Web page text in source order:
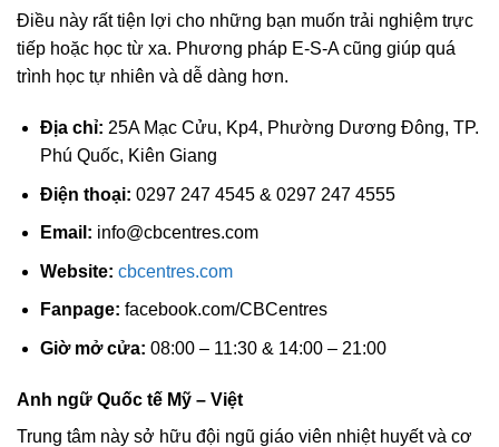
Điều này rất tiện lợi cho những bạn muốn trải nghiệm trực
tiếp hoặc học từ xa. Phương pháp E-S-A cũng giúp quá
trình học tự nhiên và dễ dàng hơn.
Địa chỉ: 25A Mạc Cửu, Kp4, Phường Dương Đông, TP.
Phú Quốc, Kiên Giang
Điện thoại: 0297 247 4545 & 0297 247 4555
Email: info@cbcentres.com
Website: cbcentres.com
Fanpage: facebook.com/CBCentres
Giờ mở cửa: 08:00 – 11:30 & 14:00 – 21:00
Anh ngữ Quốc tế Mỹ – Việt
Trung tâm này sở hữu đội ngũ giáo viên nhiệt huyết và cơ